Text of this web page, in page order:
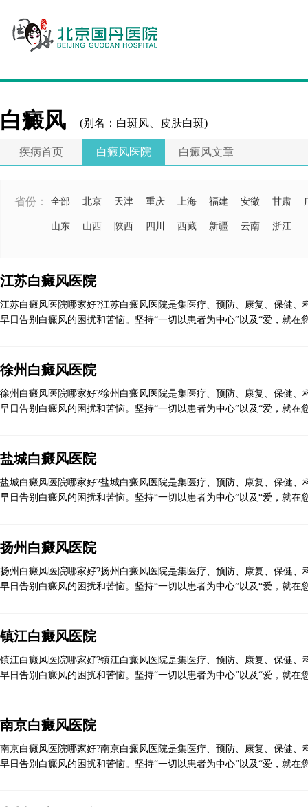
白癜风 (别名：白斑风、皮肤白斑)
疾病首页 白癜风医院 白癜风文章
省份： 全部 北京 天津 重庆 上海 福建 安徽 甘肃
山东 山西 陕西 四川 西藏 新疆 云南 浙江
江苏白癜风医院
江苏白癜风医院哪家好?江苏白癜风医院是集医疗、预防、康复、保健
早日告别白癜风的困扰和苦恼。坚持“一切以患者为中心”以及“爱，就在
徐州白癜风医院
徐州白癜风医院哪家好?徐州白癜风医院是集医疗、预防、康复、保健
早日告别白癜风的困扰和苦恼。坚持“一切以患者为中心”以及“爱，就在
盐城白癜风医院
盐城白癜风医院哪家好?盐城白癜风医院是集医疗、预防、康复、保健
早日告别白癜风的困扰和苦恼。坚持“一切以患者为中心”以及“爱，就在
扬州白癜风医院
扬州白癜风医院哪家好?扬州白癜风医院是集医疗、预防、康复、保健
早日告别白癜风的困扰和苦恼。坚持“一切以患者为中心”以及“爱，就在
镇江白癜风医院
镇江白癜风医院哪家好?镇江白癜风医院是集医疗、预防、康复、保健
早日告别白癜风的困扰和苦恼。坚持“一切以患者为中心”以及“爱，就在
南京白癜风医院
南京白癜风医院哪家好?南京白癜风医院是集医疗、预防、康复、保健
早日告别白癜风的困扰和苦恼。坚持“一切以患者为中心”以及“爱，就在